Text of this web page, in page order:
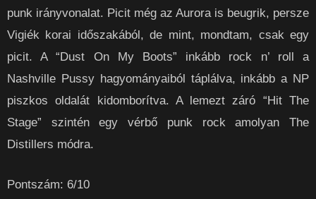
punk irányvonalat. Picit még az Aurora is beugrik, persze
Vigiék korai időszakából, de mint, mondtam, csak egy
picit. A “Dust On My Boots” inkább rock n’ roll a
Nashville Pussy hagyományaiból táplálva, inkább a NP
piszkos oldalát kidomborítva. A lemezt záró “Hit The
Stage” szintén egy vérbő punk rock amolyan The
Distillers módra.
Pontszám: 6/10